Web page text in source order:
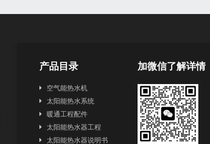
产品目录
空气能热水机
太阳能热水系统
暖通工程配件
太阳能热水器工程
太阳能热水器说明书
加微信了解详情